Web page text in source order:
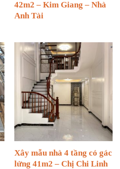
42m2 – Kim Giang – Nhà
Anh Tài
Xây mẫu nhà 4 tầng có gác
lửng 41m2 – Chị Chi Linh